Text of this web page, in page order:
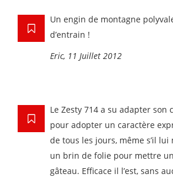
Un engin de montagne
d’entrain !
Eric, 11 Juillet 2012
Le Zesty 714 a su adapter son
pour adopter un caractère
de tous les jours, même s’il lui
un brin de folie pour mettre
gâteau. Efficace il l’est, sans